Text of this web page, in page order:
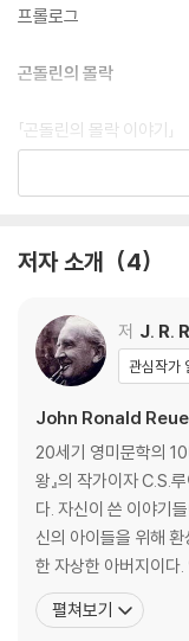
동시에 모든 파멸을 뒤엎
『곤돌린의 몰락』은 ‘가
찾아오는 새로운 희망을
할 수 있는 작품이다. 톨
의 제왕』보다 훨씬 일
의 노력을 기울인 끝에 비
사건이나 추측에 영향을
완성을 위해 일생에 걸
생하게 확인할 수 있는
게 누릴 수 있는 작품이
을 ‘가운데땅의 위대한
했다.
프롤로그
곤돌린의 몰락
「곤돌린의 몰락 이야기」
최초의 기록
최종본
결말
「신화 스케치」의 결말
「퀜타 놀도린와」의 결말
고유명사 목록
추가 주석
낱말 풀이
가계도
2) 놀도르 군주들
저자 소개 4
저 J. R.
관심작가
John Ronald
20세기 영미문학의 10
왕』의 작가이자 C.S.
다. 자신이 쓴 이야기
신의 아이들을 위해
한 자상한 아버지이다
세계에 언어의 고찰과
년 남아프리카에서 태
펼쳐보기